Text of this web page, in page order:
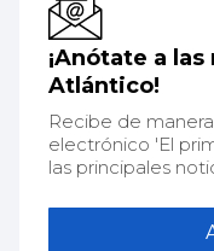
¡Anótate a
Atlántico!
Recibe de
electrónico 'El
las principales